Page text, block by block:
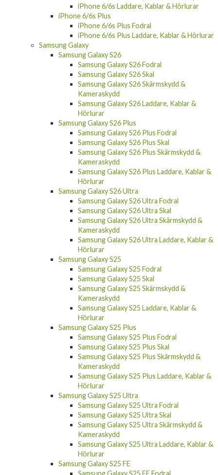
iPhone 6/6s Laddare, Kablar & Hörlurar
iPhone 6/6s Plus
iPhone 6/6s Plus Fodral
iPhone 6/6s Plus Laddare, Kablar & Hörlurar
Samsung Galaxy
Samsung Galaxy S26
Samsung Galaxy S26 Fodral
Samsung Galaxy S26 Skal
Samsung Galaxy S26 Skärmskydd &
Kameraskydd
Samsung Galaxy S26 Laddare, Kablar &
Hörlurar
Samsung Galaxy S26 Plus
Samsung Galaxy S26 Plus Fodral
Samsung Galaxy S26 Plus Skal
Samsung Galaxy S26 Plus Skärmskydd &
Kameraskydd
Samsung Galaxy S26 Plus Laddare, Kablar &
Hörlurar
Samsung Galaxy S26 Ultra
Samsung Galaxy S26 Ultra Fodral
Samsung Galaxy S26 Ultra Skal
Samsung Galaxy S26 Ultra Skärmskydd &
Kameraskydd
Samsung Galaxy S26 Ultra Laddare, Kablar &
Hörlurar
Samsung Galaxy S25
Samsung Galaxy S25 Fodral
Samsung Galaxy S25 Skal
Samsung Galaxy S25 Skärmskydd &
Kameraskydd
Samsung Galaxy S25 Laddare, Kablar &
Hörlurar
Samsung Galaxy S25 Plus
Samsung Galaxy S25 Plus Fodral
Samsung Galaxy S25 Plus Skal
Samsung Galaxy S25 Plus Skärmskydd &
Kameraskydd
Samsung Galaxy S25 Plus Laddare, Kablar &
Hörlurar
Samsung Galaxy S25 Ultra
Samsung Galaxy S25 Ultra Fodral
Samsung Galaxy S25 Ultra Skal
Samsung Galaxy S25 Ultra Skärmskydd &
Kameraskydd
Samsung Galaxy S25 Ultra Laddare, Kablar &
Hörlurar
Samsung Galaxy S25 FE
Samsung Galaxy S25 FE Fodral